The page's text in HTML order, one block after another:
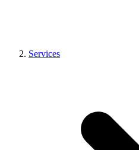
Services